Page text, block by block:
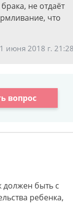
не отдаёт
что
1 июня 2018 г. 21:28
вопрос
быть с
ребенка,